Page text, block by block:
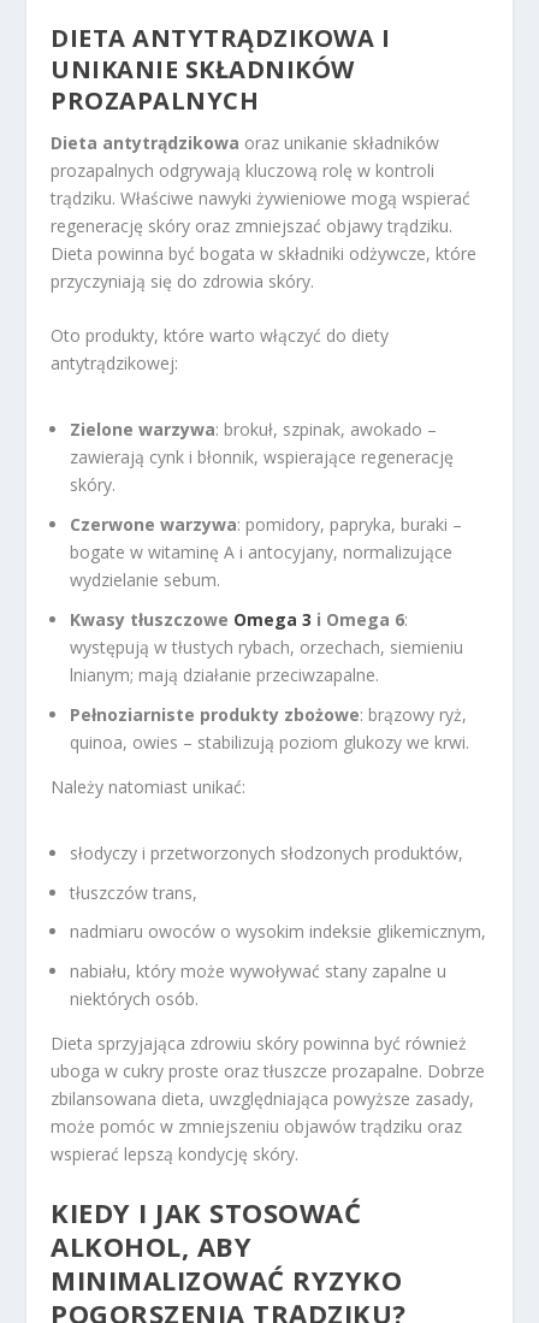
DIETA ANTYTRĄDZIKOWA I
UNIKANIE SKŁADNIKÓW
PROZAPALNYCH
Dieta antytrądzikowa oraz unikanie składników
prozapalnych odgrywają kluczową rolę w kontroli
trądziku. Właściwe nawyki żywieniowe mogą wspierać
regenerację skóry oraz zmniejszać objawy trądziku.
Dieta powinna być bogata w składniki odżywcze, które
przyczyniają się do zdrowia skóry.
Oto produkty, które warto włączyć do diety
antytrądzikowej:
Zielone warzywa: brokuł, szpinak, awokado –
zawierają cynk i błonnik, wspierające regenerację
skóry.
Czerwone warzywa: pomidory, papryka, buraki –
bogate w witaminę A i antocyjany, normalizujące
wydzielanie sebum.
Kwasy tłuszczowe Omega 3 i Omega 6:
występują w tłustych rybach, orzechach, siemieniu
lnianym; mają działanie przeciwzapalne.
Pełnoziarniste produkty zbożowe: brązowy ryż,
quinoa, owies – stabilizują poziom glukozy we krwi.
Należy natomiast unikać:
słodyczy i przetworzonych słodzonych produktów,
tłuszczów trans,
nadmiaru owoców o wysokim indeksie glikemicznym,
nabiału, który może wywoływać stany zapalne u
niektórych osób.
Dieta sprzyjająca zdrowiu skóry powinna być również
uboga w cukry proste oraz tłuszcze prozapalne. Dobrze
zbilansowana dieta, uwzględniająca powyższe zasady,
może pomóc w zmniejszeniu objawów trądziku oraz
wspierać lepszą kondycję skóry.
KIEDY I JAK STOSOWAĆ
ALKOHOL, ABY
MINIMALIZOWAĆ RYZYKO
POGORSZENIA TRĄDZIKU?